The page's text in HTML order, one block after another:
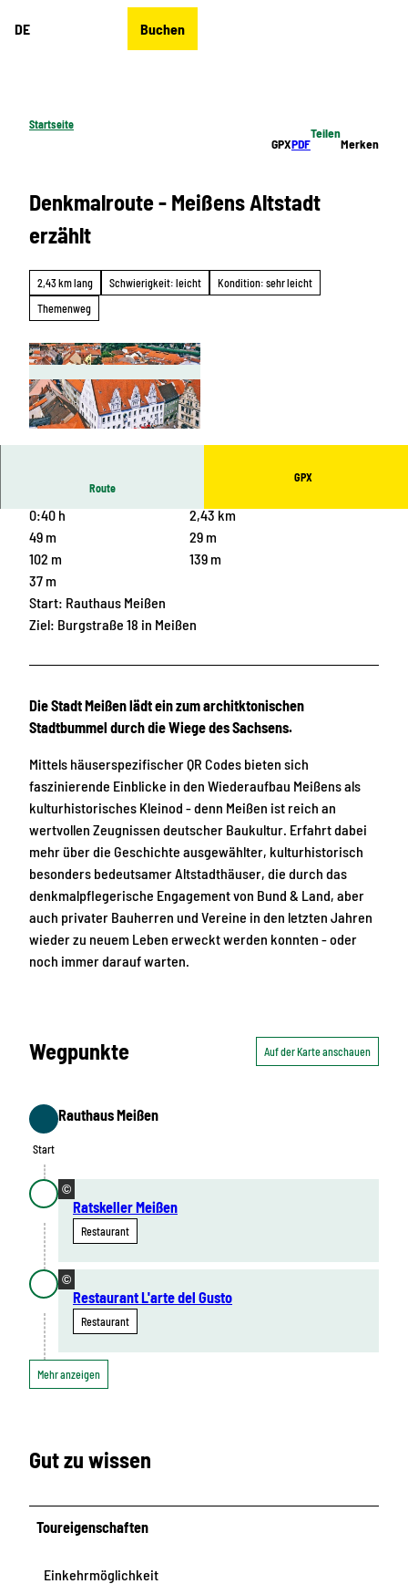
DE Buchen
Startseite
GPXPDF
Teilen
Merken
Denkmalroute - Meißens Altstadt
erzählt
2,43 km lang Schwierigkeit: leicht
Kondition: sehr leicht
Themenweg
Route
GPX
0:40 h
2,43 km
49 m
29 m
102 m
139 m
37 m
Start: Rauthaus Meißen
Ziel: Burgstraße 18 in Meißen
Die Stadt Meißen lädt ein zum architktonischen
Stadtbummel durch die Wiege des Sachsens.
Mittels häuserspezifischer QR Codes bieten sich
faszinierende Einblicke in den Wiederaufbau Meißens als
kulturhistorisches Kleinod - denn Meißen ist reich an
wertvollen Zeugnissen deutscher Baukultur. Erfahrt dabei
mehr über die Geschichte ausgewählter, kulturhistorisch
besonders bedeutsamer Altstadthäuser, die durch das
denkmalpflegerische Engagement von Bund & Land, aber
auch privater Bauherren und Vereine in den letzten Jahren
wieder zu neuem Leben erweckt werden konnten - oder
noch immer darauf warten.
Wegpunkte Auf der Karte anschauen
Start
Start
Rauthaus Meißen
©
Ratskeller Meißen
Restaurant
©
Restaurant L'arte del Gusto
Restaurant
Mehr anzeigen
Gut zu wissen
Toureigenschaften
Einkehrmöglichkeit